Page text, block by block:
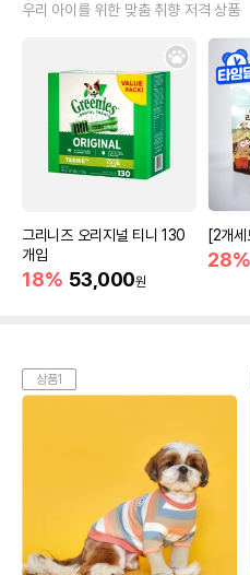
우리 아이를 위한 맞춤 취향 저격 상품
그리니즈 오리지널 티니 130
개입
18% 53,000원
[2개
28%
상품1